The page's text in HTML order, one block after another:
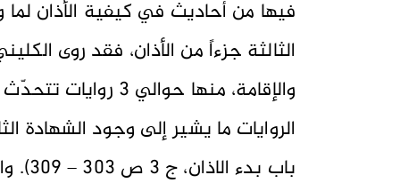
فيها من أحاديث في كيفية الأذان
والإقامة، منها
الروايات ما يشير إلى وجود الشهادة